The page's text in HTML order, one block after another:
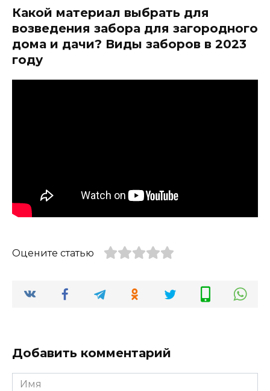
Какой материал выбрать для
возведения забора для загородного
дома и дачи? Виды заборов в 2023
году
Оцените статью
Добавить комментарий
Имя